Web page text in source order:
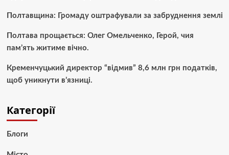
Полтавщина: Громаду оштрафували за забруднення землі
Полтава прощається: Олег Омельченко, Герой, чия
пам’ять житиме вічно.
Кременчуцький директор “відмив” 8,6 млн грн податків,
щоб уникнути в’язниці.
Категорії
Блоги